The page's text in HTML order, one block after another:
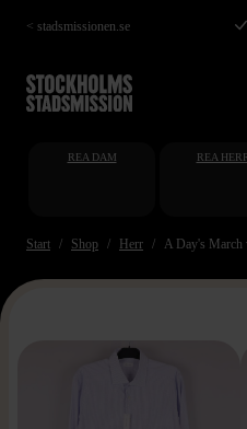
Hoppa
till
< stadsmissionen.se
REA DAM REA
Start Shop Herr A Day's March